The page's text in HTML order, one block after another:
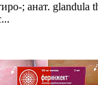
; анат.